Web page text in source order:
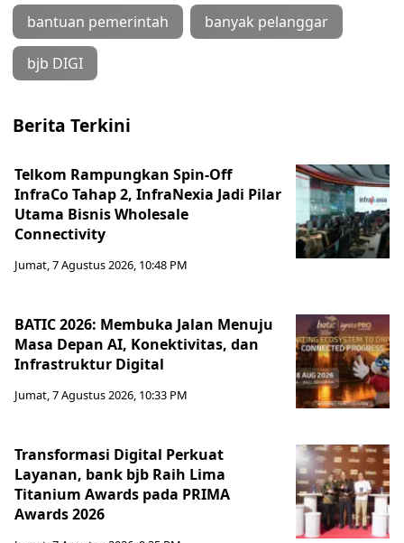
bantuan pemerintah banyak pelanggar
bjb DIGI
Berita Terkini
Telkom Rampungkan Spin-Off
InfraCo Tahap 2, InfraNexia Jadi Pilar
Utama Bisnis Wholesale
Connectivity
Jumat, 7 Agustus 2026, 10:48 PM
BATIC 2026: Membuka Jalan Menuju
Masa Depan AI, Konektivitas, dan
Infrastruktur Digital
Jumat, 7 Agustus 2026, 10:33 PM
Transformasi Digital Perkuat
Layanan, bank bjb Raih Lima
Titanium Awards pada PRIMA
Awards 2026